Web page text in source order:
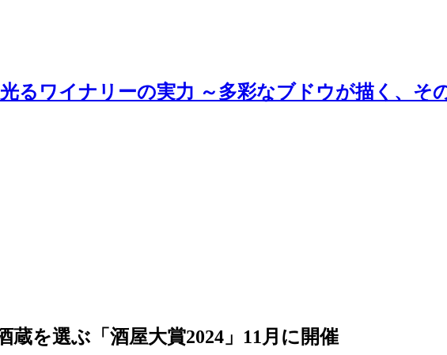
るワイナリーの実力 ～多彩なブドウが描く、そ
蔵を選ぶ「酒屋大賞2024」11月に開催